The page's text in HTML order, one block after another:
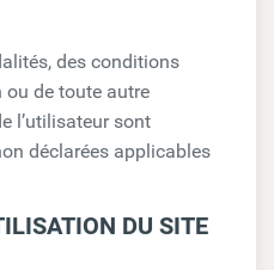
des conditions
de toute autre
l’utilisateur sont
déclarées applicables
DU SITE